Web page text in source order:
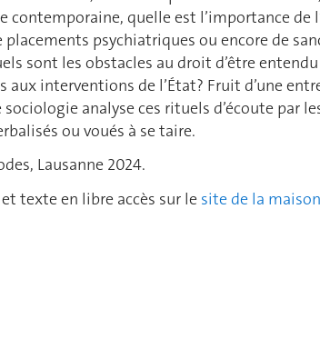
contemporaine, quelle est l’importance de
placements psychiatriques ou encore de
sont les obstacles au droit d’être
aux interventions de l’État? Fruit d’une
sociologie analyse ces rituels d’écoute par
ou voués à se taire.
Lausanne 2024.
texte en libre accès sur le site de la